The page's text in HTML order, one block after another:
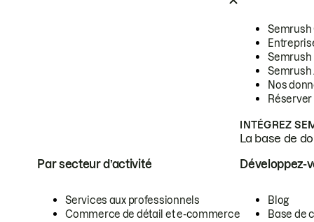
Semrush
Semrush
Semrush
Nos
INTÉGREZ
La base de
Par secteur d’activité
Services aux professionnels
Commerce de détail et e-commerce
Développez-
Blog
Base de